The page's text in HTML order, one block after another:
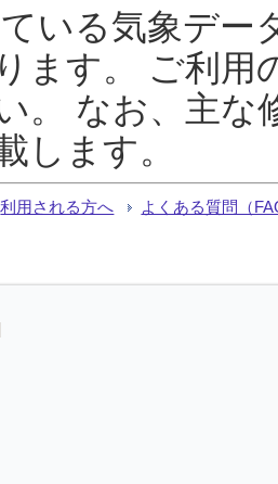
いる気象デー
ます。 ご利用
。 なお、主な
します。
利用される方へ よくある質問（